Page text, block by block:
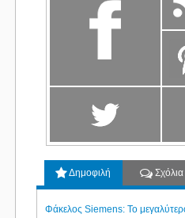
Δημοφιλή Σχόλια
Φάκελος Siemens: Το